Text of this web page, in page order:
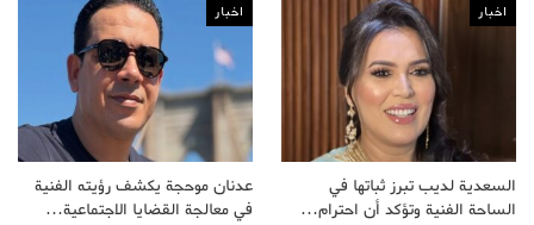
اخبار
السعدية لديب تبرز ثباتها في
الساحة الفنية وتؤكد أن احترام…
اخبار
عدنان موحجة يكشف رؤيته الفنية
في معالجة القضايا الاجتماعية…